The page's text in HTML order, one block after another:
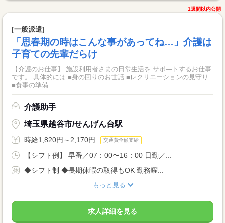
1週間以内公開
[一般派遣]
「思春期の時はこんな事があってね…」介護は
子育ての先輩だらけ
【介護のお仕事】 施設利用者さまの日常生活を サポ―トするお仕事
です。 具体的には ■身の回りのお世話 ■レクリエーションの見守り
■食事の準備 ...
介護助手
埼玉県越谷市/せんげん台駅
時給1,820円～2,170円 交通費全額支給
【シフト例】 早番／07：00〜16：00 日勤／...
◆シフト制 ◆長期休暇の取得もOK 勤務曜...
もっと見る
求人詳細を見る